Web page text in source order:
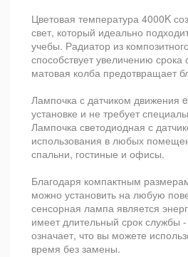
Цветовая температура 4000K
свет, который идеально
учебы. Радиатор из
способствует увеличению
матовая колба предотвращает
Лампочка с датчиком движения
установке и не требует
Лампочка светодиодная с
использования в любых
спальни, гостиные и офисы.
Благодаря компактным
можно установить на любую
сенсорная лампа является
имеет длительный срок службы
означает, что вы можете
время без замены.